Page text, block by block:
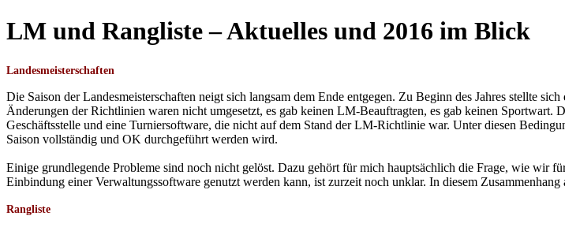
content
LM und Rangliste – Aktuelles und 2016 im Blick
Landesmeisterschaften
Die Saison der Landesmeisterschaften neigt sich langsam dem Ende entgegen. Zu Beginn des Jahres stellte
Änderungen der Richtlinien waren nicht umgesetzt, es gab keinen LM-Beauftragten, es gab keinen Sportwart.
Geschäftsstelle und eine Turniersoftware, die nicht auf dem Stand der LM-Richtlinie war. Unter diesen
Saison vollständig und OK durchgeführt werden wird.
Einige grundlegende Probleme sind noch nicht gelöst. Dazu gehört für mich hauptsächlich die Frage, wie wir
Einbindung einer Verwaltungssoftware genutzt werden kann, ist zurzeit noch unklar. In diesem
Rangliste